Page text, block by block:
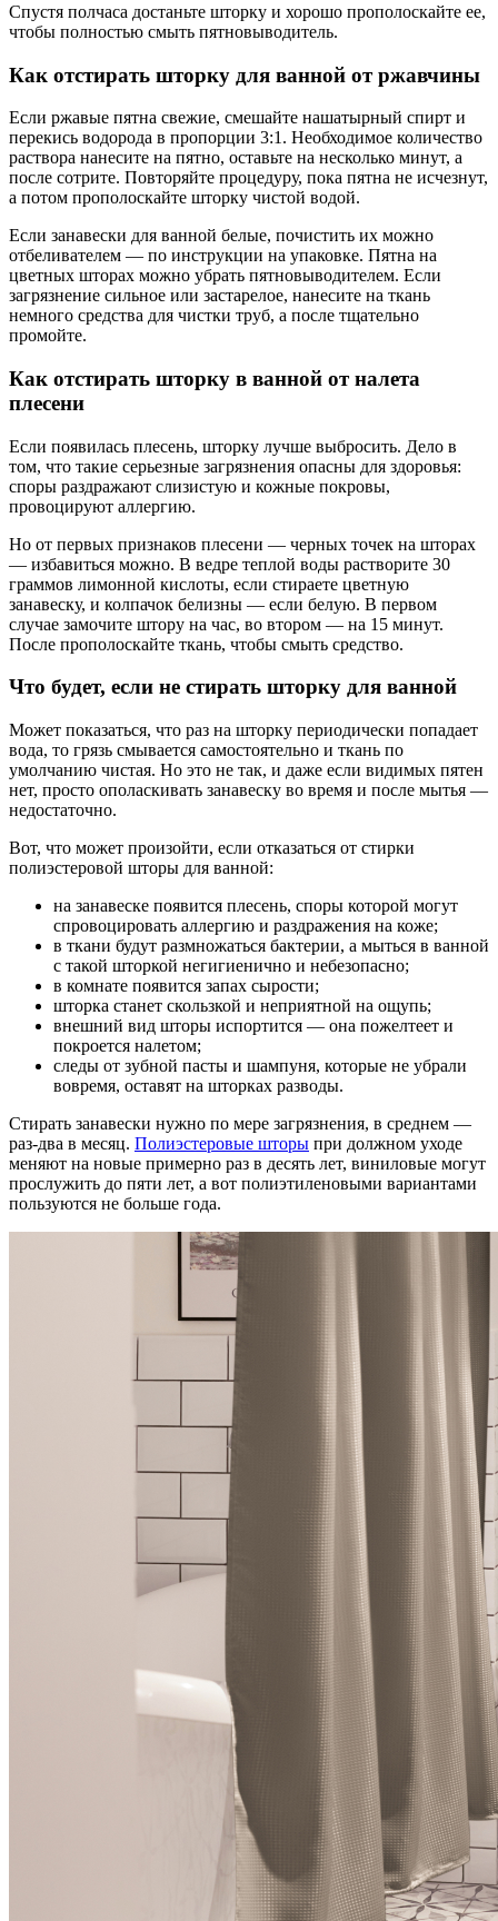
Спустя полчаса достаньте шторку и хорошо прополоскайте ее,
чтобы полностью смыть пятновыводитель.
Как отстирать шторку для ванной от ржавчины
Если ржавые пятна свежие, смешайте нашатырный спирт и
перекись водорода в пропорции 3:1. Необходимое количество
раствора нанесите на пятно, оставьте на несколько минут, а
после сотрите. Повторяйте процедуру, пока пятна не исчезнут,
а потом прополоскайте шторку чистой водой.
Если занавески для ванной белые, почистить их можно
отбеливателем — по инструкции на упаковке. Пятна на
цветных шторах можно убрать пятновыводителем. Если
загрязнение сильное или застарелое, нанесите на ткань
немного средства для чистки труб, а после тщательно
промойте.
Как отстирать шторку в ванной от налета
плесени
Если появилась плесень, шторку лучше выбросить. Дело в
том, что такие серьезные загрязнения опасны для здоровья:
споры раздражают слизистую и кожные покровы,
провоцируют аллергию.
Но от первых признаков плесени — черных точек на шторах
— избавиться можно. В ведре теплой воды растворите 30
граммов лимонной кислоты, если стираете цветную
занавеску, и колпачок белизны — если белую. В первом
случае замочите штору на час, во втором — на 15 минут.
После прополоскайте ткань, чтобы смыть средство.
Что будет, если не стирать шторку для ванной
Может показаться, что раз на шторку периодически попадает
вода, то грязь смывается самостоятельно и ткань по
умолчанию чистая. Но это не так, и даже если видимых пятен
нет, просто ополаскивать занавеску во время и после мытья —
недостаточно.
Вот, что может произойти, если отказаться от стирки
полиэстеровой шторы для ванной:
на занавеске появится плесень, споры которой могут
спровоцировать аллергию и раздражения на коже;
в ткани будут размножаться бактерии, а мыться в ванной
с такой шторкой негигиенично и небезопасно;
в комнате появится запах сырости;
шторка станет скользкой и неприятной на ощупь;
внешний вид шторы испортится — она пожелтеет и
покроется налетом;
следы от зубной пасты и шампуня, которые не убрали
вовремя, оставят на шторках разводы.
Стирать занавески нужно по мере загрязнения, в среднем —
раз-два в месяц. Полиэстеровые шторы при должном уходе
меняют на новые примерно раз в десять лет, виниловые могут
прослужить до пяти лет, а вот полиэтиленовыми вариантами
пользуются не больше года.